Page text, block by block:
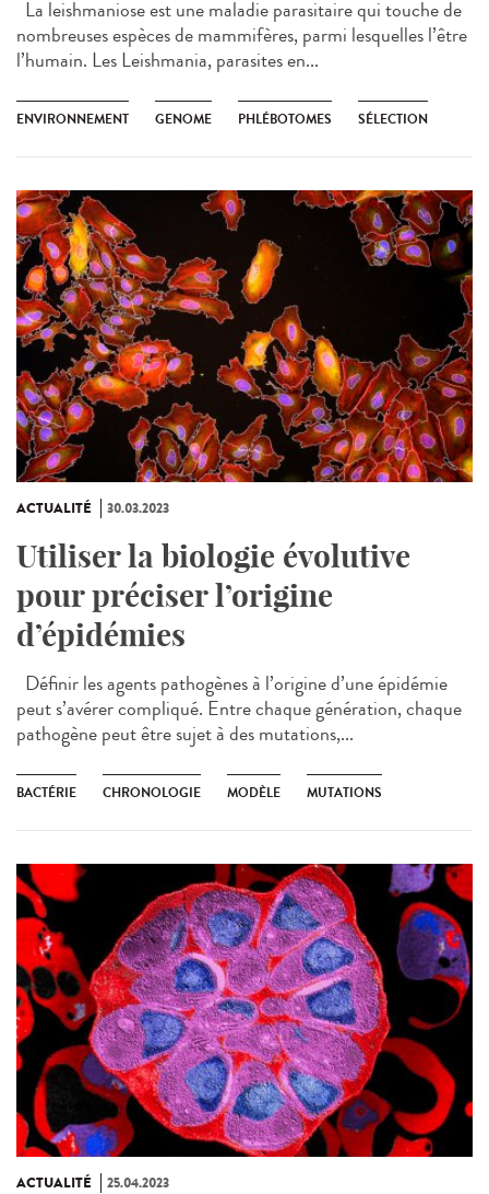
La leishmaniose est une maladie parasitaire qui touche de
nombreuses espèces de mammifères, parmi lesquelles l’être
l’humain. Les Leishmania, parasites en...
ENVIRONNEMENT GENOME PHLÉBOTOMES SÉLECTION
ACTUALITÉ 30.03.2023
Utiliser la biologie évolutive
pour préciser l’origine
d’épidémies
Définir les agents pathogènes à l’origine d’une épidémie
peut s’avérer compliqué. Entre chaque génération, chaque
pathogène peut être sujet à des mutations,...
BACTÉRIE CHRONOLOGIE MODÈLE MUTATIONS
ACTUALITÉ 25.04.2023